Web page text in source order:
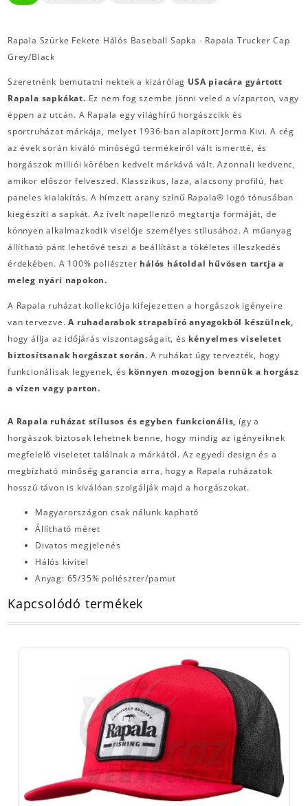
Rapala Szürke Fekete Hálós Baseball Sapka - Rapala Trucker Cap
Grey/Black
Szeretnénk bemutatni nektek a kizárólag USA piacára gyártott
Rapala sapkákat. Ez nem fog szembe jönni veled a vízparton, vagy
éppen az utcán. A Rapala egy világhírű horgászcikk és
sportruházat márkája, melyet 1936-ban alapított Jorma Kivi. A cég
az évek során kiváló minőségű termékeiről vált ismertté, és
horgászok milliói körében kedvelt márkává vált. Azonnali kedvenc,
amikor először felveszed. Klasszikus, laza, alacsony profilú, hat
paneles kialakítás. A hímzett arany színű Rapala® logó tónusában
kiegészíti a sapkát. Az ívelt napellenző megtartja formáját, de
könnyen alkalmazkodik viselője személyes stílusához. A műanyag
állítható pánt lehetővé teszi a beállítást a tökéletes illeszkedés
érdekében. A 100% poliészter hálós hátoldal hűvösen tartja a
meleg nyári napokon.
A Rapala ruházat kollekciója kifejezetten a horgászok igényeire
van tervezve. A ruhadarabok strapabíró anyagokból készülnek,
hogy állja az időjárás viszontagságait, és kényelmes viseletet
biztosítsanak horgászat során. A ruhákat úgy tervezték, hogy
funkcionálisak legyenek, és könnyen mozogjon bennük a horgász
a vízen vagy parton.
A Rapala ruházat stílusos és egyben funkcionális, így a
horgászok biztosak lehetnek benne, hogy mindig az igényeiknek
megfelelő viseletet találnak a márkától. Az egyedi design és a
megbízható minőség garancia arra, hogy a Rapala ruházatok
hosszú távon is kiválóan szolgálják majd a horgászokat.
Magyarországon csak nálunk kapható
Állítható méret
Divatos megjelenés
Hálós kivitel
Anyag: 65/35% poliészter/pamut
Kapcsolódó termékek